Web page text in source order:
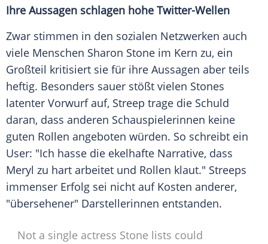
Ihre Aussagen schlagen hohe Twitter-Wellen
Zwar stimmen in den sozialen Netzwerken auch
viele Menschen Sharon Stone im Kern zu, ein
Großteil kritisiert sie für ihre Aussagen aber teils
heftig. Besonders sauer stößt vielen Stones
latenter Vorwurf auf, Streep trage die Schuld
daran, dass anderen Schauspielerinnen keine
guten Rollen angeboten würden. So schreibt ein
User: "Ich hasse die ekelhafte Narrative, dass
Meryl zu hart arbeitet und Rollen klaut." Streeps
immenser Erfolg sei nicht auf Kosten anderer,
"übersehener" Darstellerinnen entstanden.
Not a single actress Stone lists could